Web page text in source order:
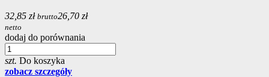
32,85 zł brutto26,70 zł
netto
dodaj do porównania
szt. Do koszyka
zobacz szczegóły